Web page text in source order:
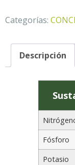
Categorías:
Descripción
Fósforo
Potasio